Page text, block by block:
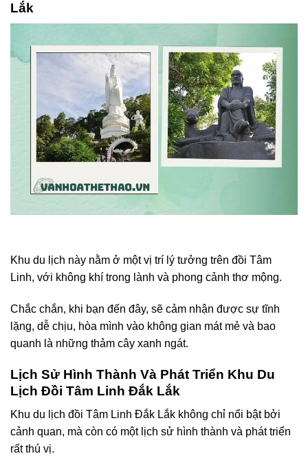
Lắk
Khu du lịch này nằm ở một vị trí lý tưởng trên đồi Tâm
Linh, với không khí trong lành và phong cảnh thơ mộng.
Chắc chắn, khi bạn đến đây, sẽ cảm nhận được sự tĩnh
lặng, dễ chịu, hòa mình vào không gian mát mẻ và bao
quanh là những thảm cây xanh ngát.
Lịch Sử Hình Thành Và Phát Triển Khu Du
Lịch Đồi Tâm Linh Đắk Lắk
Khu du lịch đồi Tâm Linh Đắk Lắk không chỉ nổi bật bởi
cảnh quan, mà còn có một lịch sử hình thành và phát triển
rất thú vị.